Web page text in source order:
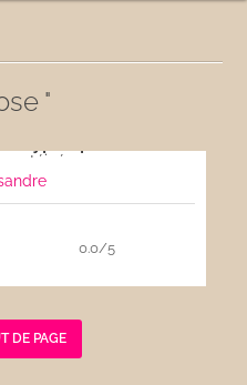
"
0.0/5
DE PAGE